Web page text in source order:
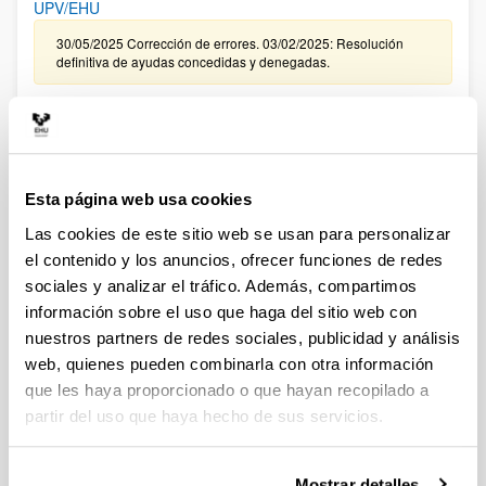
Esta página web usa cookies
Las cookies de este sitio web se usan para personalizar
el contenido y los anuncios, ofrecer funciones de redes
sociales y analizar el tráfico. Además, compartimos
información sobre el uso que haga del sitio web con
nuestros partners de redes sociales, publicidad y análisis
web, quienes pueden combinarla con otra información
que les haya proporcionado o que hayan recopilado a
partir del uso que haya hecho de sus servicios.
UPV/EHU
30/05/2025 Corrección de errores. 03/02/2025: Resolución
definitiva de ayudas concedidas y denegadas.
CONVOCATORIA, DE TRAMITACIÓN ANTICIPADA, DE
CONTRATACIÓN PARA LA FORMACIÓN DE PERSONAL
INVESTIGADOR EN LA UPV/EHU ASOCIADO A LA
DE CONOCIMIENTO ” DEL MINISTERIO DE CIENCIA,
INNOVACIÓN Y UNIVERSIDADES (FPI 2025)
09/01/2026. Resolución definitiva de ayudas concedidas y
denegadas.
CONVOCATORIA EXTRAORDINARIA DE CONTRATACIÓN
PARA LA FORMACIÓN DE PERSONAL INVESTIGADOR
ASOCIADO A LAS AYUDAS CONCEDIDAS EN LA
CONVOCATORIA DE “PROYECTOS DE GENERACIÓN DE
CONOCIMIENTO” DEL MINISTERIO DE CIENCIA E
INNOVACIÓN 2024 EN LA UPV/EHU